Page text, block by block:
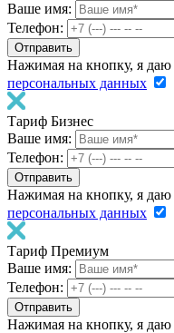
Ваше имя:
Телефон:
Нажимая на кнопку, я даю
персональных данных
Тариф Бизнес
Ваше имя:
Телефон:
Нажимая на кнопку, я даю
персональных данных
Тариф Премиум
Ваше имя:
Телефон:
Нажимая на кнопку, я даю